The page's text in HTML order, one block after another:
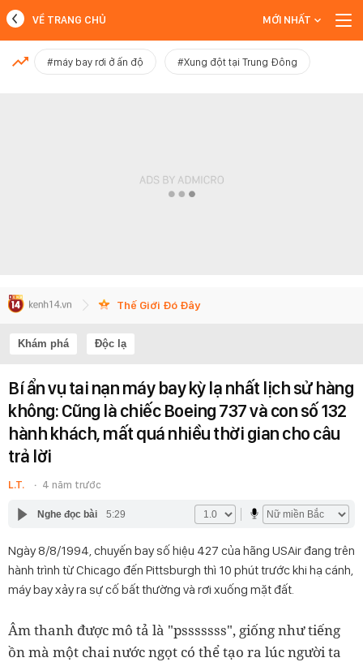
MỚI NHẤT
VỀ TRANG CHỦ MỚI NHẤT
#máy bay rơi ở ấn độ #Xung đột tại Trung Đông
Thế Giới Đó Đây
Khám phá Độc lạ
Bí ẩn vụ tai nạn máy bay kỳ lạ nhất lịch sử hàng
không: Cũng là chiếc Boeing 737 và con số 132
hành khách, mất quá nhiều thời gian cho câu
trả lời
L.T. 4 năm trước
Nghe đọc bài 5:29
Ngày 8/8/1994, chuyến bay số hiệu 427 của hãng USAir đang trên
hành trình từ Chicago đến Pittsburgh thì 10 phút trước khi hạ cánh,
máy bay xảy ra sự cố bất thường và rơi xuống mặt đất.
Âm thanh được mô tả là "psssssss", giống như tiếng
ồn mà một chai nước ngọt có thể tạo ra lúc người ta